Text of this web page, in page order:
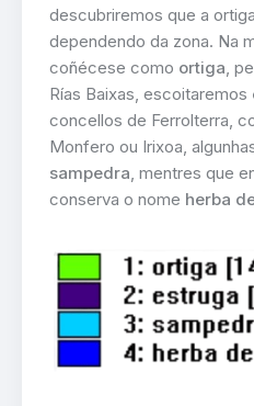
descubriremos que a
dependendo da zona. Na
coñécese como ortiga ,
Rías Baixas, escoitaremos
concellos de Ferrolterra,
Monfero ou Irixoa,
sampedra , mentres que
conserva o nome herba